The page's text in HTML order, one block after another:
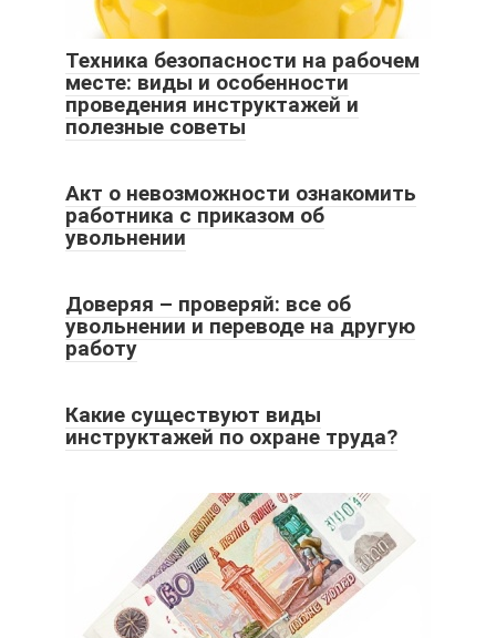
Техника безопасности на рабочем
месте: виды и особенности
проведения инструктажей и
полезные советы
Акт о невозможности ознакомить
работника с приказом об
увольнении
Доверяя – проверяй: все об
увольнении и переводе на другую
работу
Какие существуют виды
инструктажей по охране труда?